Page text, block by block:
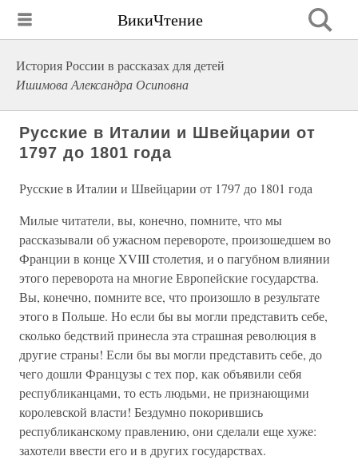
ВикиЧтение
История России в рассказах для детей
Ишимова Александра Осиповна
Русские в Италии и Швейцарии от
1797 до 1801 года
Русские в Италии и Швейцарии от 1797 до 1801 года
Милые читатели, вы, конечно, помните, что мы
рассказывали об ужасном перевороте, произошедшем во
Франции в конце XVIII столетия, и о пагубном влиянии
этого переворота на многие Европейские государства.
Вы, конечно, помните все, что произошло в результате
этого в Польше. Но если бы вы могли представить себе,
сколько бедствий принесла эта страшная революция в
другие страны! Если бы вы могли представить себе, до
чего дошли Французы с тех пор, как объявили себя
республиканцами, то есть людьми, не признающими
королевской власти! Бездумно покорившись
республиканскому правлению, они сделали еще хуже:
захотели ввести его и в других государствах.